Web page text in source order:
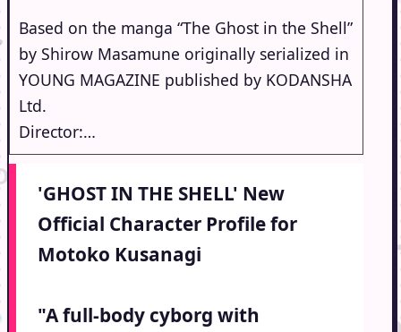
Based on the manga “The Ghost in the Shell”
by Shirow Masamune originally serialized in
YOUNG MAGAZINE published by KODANSHA
Ltd.
Director:…
'GHOST IN THE SHELL' New
Official Character Profile for
Motoko Kusanagi
"A full-body cyborg with